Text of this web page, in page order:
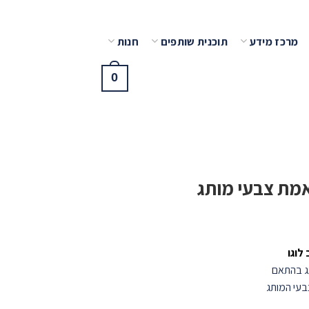
מרכז מידע תוכנית שותפים חנות
0
צבעי מותג
בהתאם
המותג